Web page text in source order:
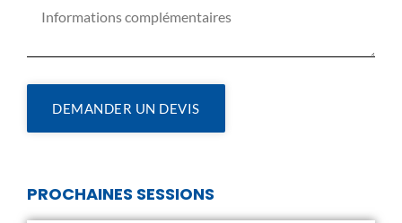
DEMANDER UN DEVIS
PROCHAINES SESSIONS